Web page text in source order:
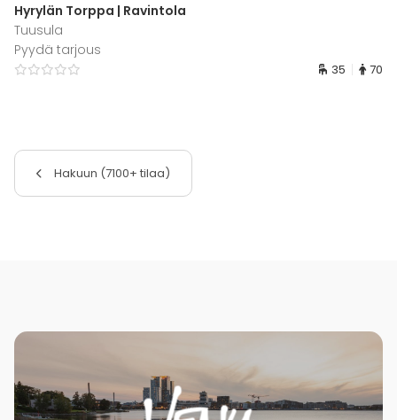
Hyrylän Torppa | Ravintola
Tuusula
Pyydä tarjous
35 70
Hakuun (7100+ tilaa)